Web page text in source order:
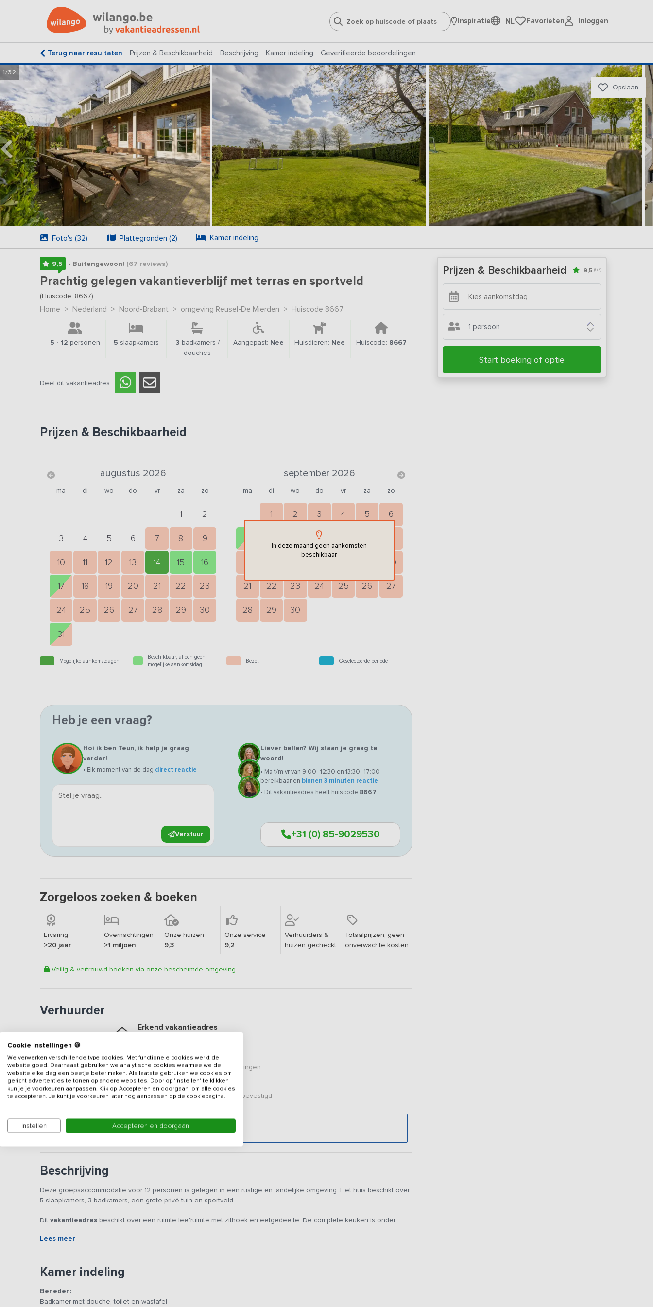
Inspiratie NL Favorieten Inloggen
Terug naar resultaten Prijzen & Beschikbaarheid Beschrijving Kamer indeling Geverifieerde beoordelingen
1/32
Opslaan
Foto's (32) Plattegronden (2) Kamer indeling
9,5 • Buitengewoon! (67 reviews)
Prachtig gelegen vakantieverblijf met terras en sportveld
(Huiscode: 8667)
Home > Nederland > Noord-Brabant > omgeving Reusel-De Mierden > Huiscode 8667
5 - 12 personen 5 slaapkamers 3 badkamers /
douches
Aangepast: Nee Huisdieren: Nee Huiscode: 8667
Deel dit vakantieadres:
Prijzen & Beschikbaarheid
augustus 2026
ma di wo do vr za zo
1 2
3 4 5 6 7 8 9
10 11 12 13 14 15 16
17 18 19 20 21 22 23
24 25 26 27 28 29 30
31
september 2026
ma di wo do vr za zo
1 2 3 4 5 6
10
20
21 22 23 24 25 26 27
28 29 30
In deze maand geen aankomsten
beschikbaar.
Mogelijke aankomstdagen
Beschikbaar, alleen geen
mogelijke aankomstdag
Bezet Geselecteerde periode
Heb je een vraag?
Hoi ik ben Teun, ik help je graag
verder!
• Elk moment van de dag direct reactie
Verstuur
Liever bellen? Wij staan je graag te
woord!
• Ma t/m vr van 9:00–12:30 en 13:30–17:00
bereikbaar en binnen 3 minuten reactie
• Dit vakantieadres heeft huiscode 8667
+31 (0) 85-9029530
Zorgeloos zoeken & boeken
Ervaring
>20 jaar
Overnachtingen
>1 miljoen
Onze huizen
9,3
Onze service
9,2
Verhuurders &
huizen gecheckt
Totaalprijzen, geen
onverwachte kosten
Veilig & vertrouwd boeken via onze beschermde omgeving
Verhuurder
Erkend vakantieadres
Geweldige locatie
Een9.5op basis van67 beoordelingen
Veilig & vertrouwd
Gegevens van de verhuurder zijn bevestigd
Dit vakantieadres is alleen in het weekend boekbaar.
Beschrijving
Deze groepsaccommodatie voor 12 personen is gelegen in een rustige en landelijke omgeving. Het huis beschikt over
5 slaapkamers, 3 badkamers, een grote privé tuin en sportveld.
Dit vakantieadres beschikt over een ruimte leefruimte met zithoek en eetgedeelte. De complete keuken is onder
worden tot 1 grote tafel kun je heerlijk met z’n allen eten. De huiselijke woonkamer is voorzien van openhaard en
Buiten vind je meerdere (overdekte) terrassen waardoor je altijd van de zon kunt genieten. Er is een zeer groot
voetbalveld met goals waar je heerlijk een potje kunt voetballen. Ook is er een jeu de boules baan, volleybalveld en
tafeltennistafel. Genoeg vertier dus!
Lees meer
Kamer indeling
Beneden:
Badkamer met douche, toilet en wastafel
Prijzen & Beschikbaarheid 9,5 (67)
1 persoon
Start boeking of optie
Cookie instellingen 🍪
We verwerken verschillende type cookies. Met functionele cookies werkt de
website goed. Daarnaast gebruiken we analytische cookies waarmee we de
website elke dag een beetje beter maken. Als laatste gebruiken we cookies om
gericht advertenties te tonen op andere websites. Door op 'Instellen' te klikken
kun je je voorkeuren aanpassen. Klik op 'Accepteren en doorgaan' om alle cookies
te accepteren. Je kunt je voorkeuren later nog aanpassen op de cookiepagina.
Instellen Accepteren en doorgaan